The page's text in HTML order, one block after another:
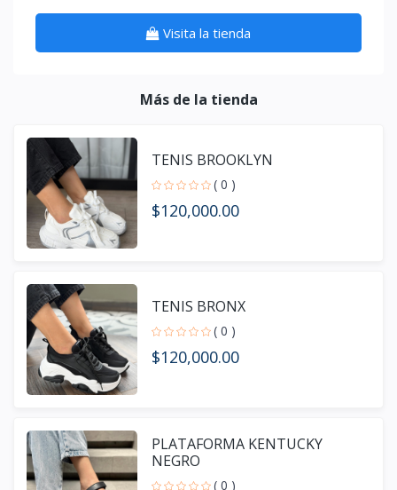
Visita la tienda
Más de la tienda
TENIS BROOKLYN
( 0 )
$120,000.00
TENIS BRONX
( 0 )
$120,000.00
PLATAFORMA KENTUCKY
NEGRO
( 0 )